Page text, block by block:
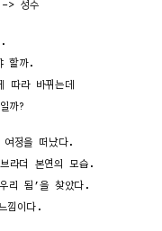
> 성수
.
할까.
따라 바뀌는데
까?
여정을 떠났다.
라더 본연의 모습.
리 됨’을 찾았다.
낌이다.